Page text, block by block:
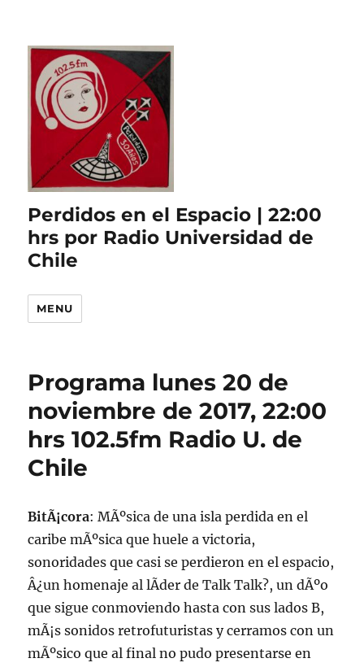
Perdidos en el Espacio | 22:00
hrs por Radio Universidad de
Chile
MENU
Programa lunes 20 de
noviembre de 2017, 22:00
hrs 102.5fm Radio U. de
Chile
BitÃ¡cora: MÃºsica de una isla perdida en el
caribe mÃºsica que huele a victoria,
sonoridades que casi se perdieron en el espacio,
Â¿un homenaje al lÃ­der de Talk Talk?, un dÃºo
que sigue conmoviendo hasta con sus lados B,
mÃ¡s sonidos retrofuturistas y cerramos con un
mÃºsico que al final no pudo presentarse en